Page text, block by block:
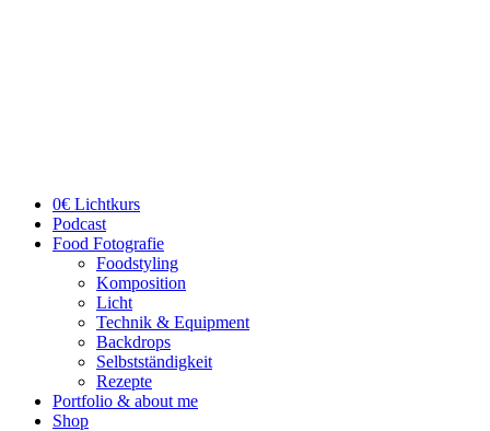
0€ Lichtkurs
Podcast
Food Fotografie
Foodstyling
Komposition
Licht
Technik & Equipment
Backdrops
Selbstständigkeit
Rezepte
Portfolio & about me
Shop